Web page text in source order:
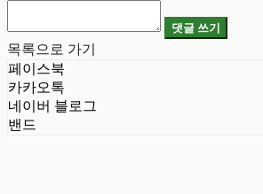
댓글 쓰기
목록으로 가기
페이스북
카카오톡
네이버 블로그
밴드